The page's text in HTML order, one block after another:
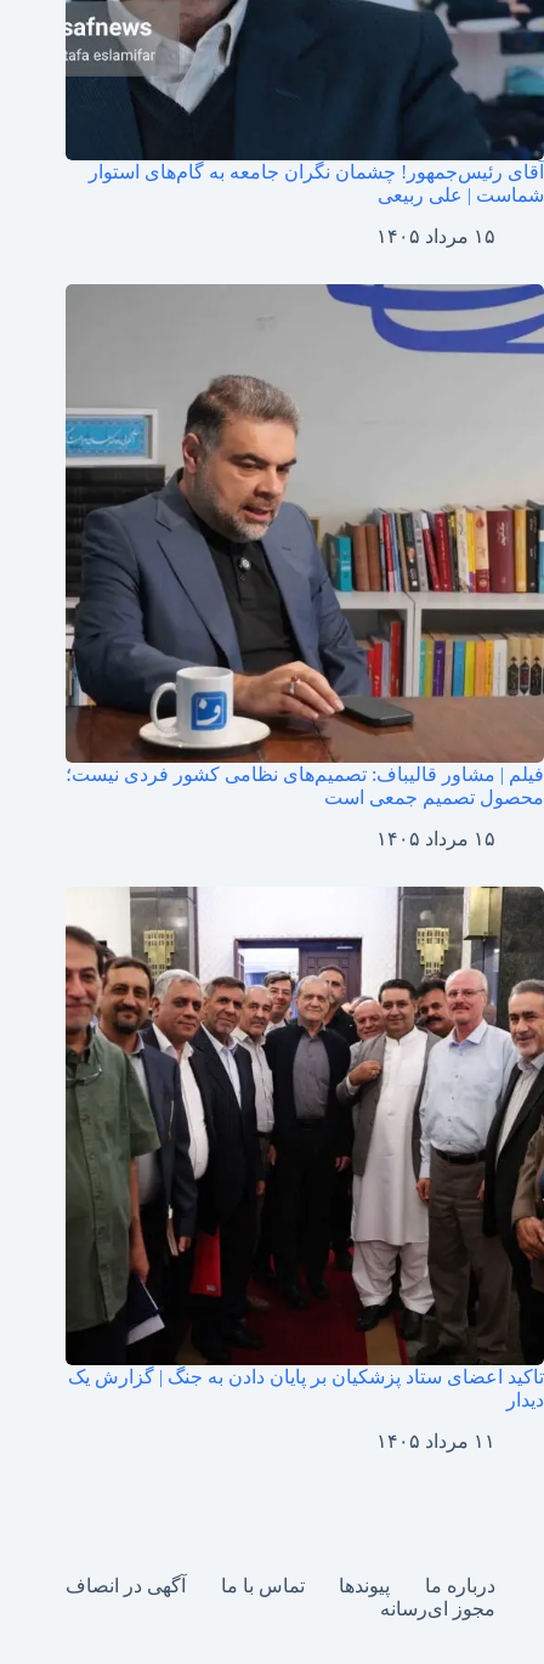
آقای رئیس‌جمهور! چشمان نگران جامعه به گام‌های استوار
شماست | علی ربیعی
۱۵ مرداد ۱۴۰۵
فیلم | مشاور قالیباف: تصمیم‌های نظامی کشور فردی نیست؛
محصول تصمیم جمعی است
۱۵ مرداد ۱۴۰۵
تاکید اعضای ستاد پزشکیان بر پایان دادن به جنگ | گزارش یک
دیدار
۱۱ مرداد ۱۴۰۵
درباره ما پیوندها تماس با ما
آگهی در انصاف
مجوز ای‌رسانه